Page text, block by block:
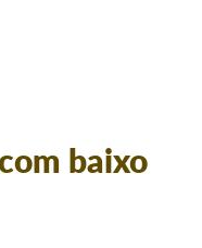
baixo